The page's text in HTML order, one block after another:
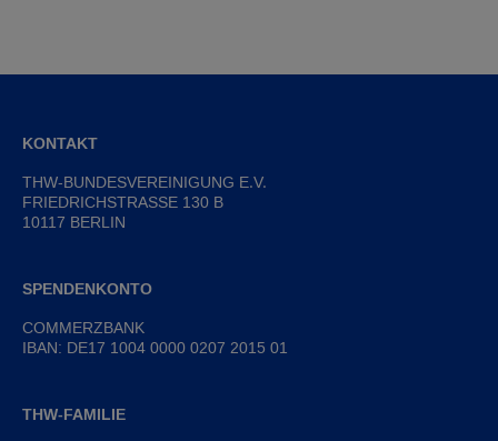
KONTAKT
THW-BUNDESVEREINIGUNG E.V.
FRIEDRICHSTRASSE 130 B
10117 BERLIN
SPENDENKONTO
COMMERZBANK
IBAN: DE17 1004 0000 0207 2015 01
THW-FAMILIE